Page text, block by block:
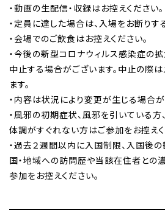
・動画の生配信・収録はお控えください。
・定員に達した場合は、入場をお断りす
・会場でのご飲食はお控えください。
・今後の新型コロナウィルス感染症の
中止する場合がございます。中止の際
ます。
・内容は状況により変更が生じる場合が
・風邪の初期症状、風邪を引いている方
体調がすぐれない方はご参加をお控えく
・過去２週間以内に入国制限、入国後
国・地域への訪問歴や当該在住者との
参加をお控えください。